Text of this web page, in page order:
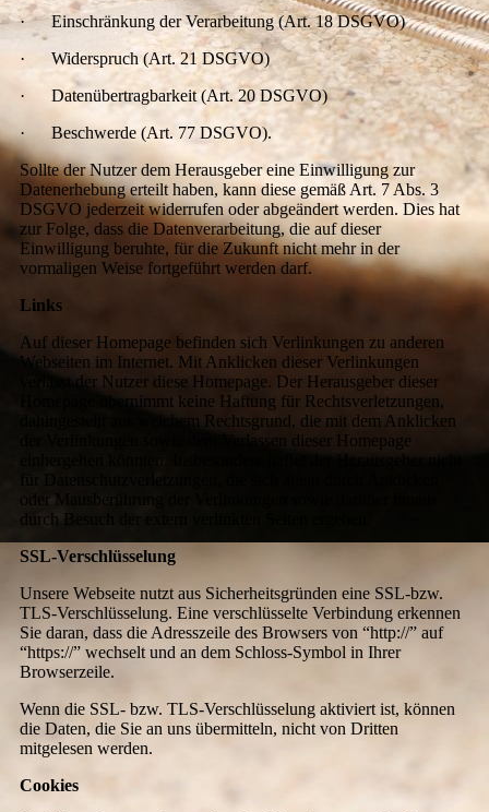
·Einschränkung der Verarbeitung (Art. 18 DSGVO)
· Widerspruch (Art. 21 DSGVO)
· Datenübertragbarkeit (Art. 20 DSGVO)
· Beschwerde (Art. 77 DSGVO).
Sollte der Nutzer dem Herausgeber eine Einwilligung zur
Datenerhebung erteilt haben, kann diese gemäß Art. 7 Abs. 3
DSGVO jederzeit widerrufen oder abgeändert werden. Dies hat
zur Folge, dass die Datenverarbeitung, die auf dieser
Einwilligung beruhte, für die Zukunft nicht mehr in der
vormaligen Weise fortgeführt werden darf.
Links
Auf dieser Homepage befinden sich Verlinkungen zu anderen
Webseiten im Internet. Mit Anklicken dieser Verlinkungen
verlässt der Nutzer diese Homepage. Der Herausgeber dieser
Homepage übernimmt keine Haftung für Rechtsverletzungen,
dahingestellt aus welchem Rechtsgrund, die mit dem Anklicken
der Verlinkungen sowie dem Verlassen dieser Homepage
einhergehen könnten. Insbesondere haftet der Herausgeber nicht
oder Mausberührung der Verlinkungen sowie darüber hinaus
durch Besuch der extern verlinkten Seiten ergeben.
SSL-Verschlüsselung
Unsere Webseite nutzt aus Sicherheitsgründen eine SSL-bzw.
TLS-Verschlüsselung. Eine verschlüsselte Verbindung erkennen
Sie daran, dass die Adresszeile des Browsers von “http://” auf
“https://” wechselt und an dem Schloss-Symbol in Ihrer
Browserzeile.
Wenn die SSL- bzw. TLS-Verschlüsselung aktiviert ist, können
die Daten, die Sie an uns übermitteln, nicht von Dritten
mitgelesen werden.
Cookies